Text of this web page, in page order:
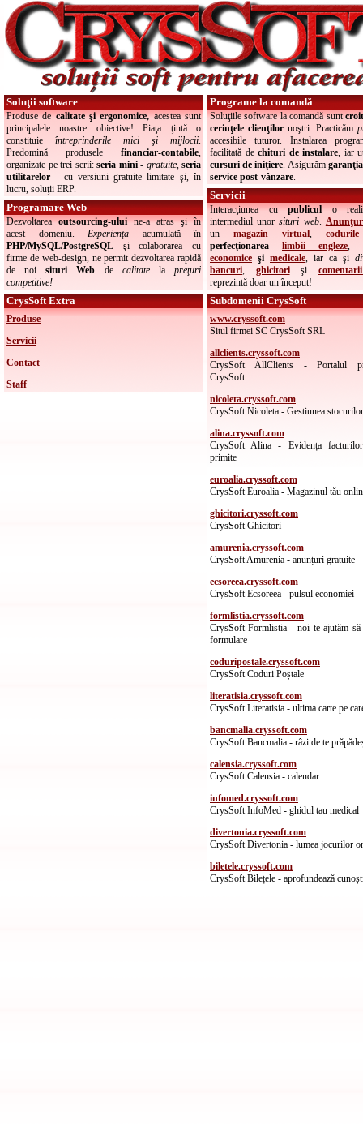
Soluţii software
Produse decalitate şi ergonomice,acestea sunt
principalele noastre obiective! Piaţa ţintă o
constituie întreprinderile mici şi mijlocii.
Predomină produsele financiar-contabile,
organizate pe trei serii: seria mini- gratuite, seria
utilitarelor - cu versiuni gratuite limitate şi, în
lucru, soluţii ERP.
Programare Web
Dezvoltareaoutsourcing-uluine-a atras şi în
acest domeniu. Experienţa acumulată în
PHP/MySQL/PostgreSQL şi colaborarea cu
firme de web-design, ne permit dezvoltarea rapidă
de noisituri Web de calitatelapreţuri
competitive!
CrysSoft Extra
Produse
Servicii
Contact
Staff
Programe la comandă
Soluţiile software la comandă sunt
cerinţele clienţilor noştri. Practicăm
accesibile tuturor. Instalarea
facilitată dechituri de instalare, iar
cursuri de iniţiere. Asigurăm
service post-vânzare.
Servicii
Interacţiunea cupubliculo
intermediul unorsituri web.
un magazin virtual,
perfecţionarea limbii engleze,
economice şi medicale, iar ca şi
bancuri, ghicitorişi
reprezintă doar un început!
Subdomenii CrysSoft
www.cryssoft.com
Situl firmei SC CrysSoft SRL
allclients.cryssoft.com
CrysSoft AllClients - Portalul
CrysSoft
nicoleta.cryssoft.com
CrysSoft Nicoleta - Gestiunea stocurilor
alina.cryssoft.com
CrysSoft Alina - Evidența
primite
euroalia.cryssoft.com
CrysSoft Euroalia - Magazinul tău
ghicitori.cryssoft.com
CrysSoft Ghicitori
amurenia.cryssoft.com
CrysSoft Amurenia - anunțuri gratuite
ecsoreea.cryssoft.com
CrysSoft Ecsoreea - pulsul economiei
formlistia.cryssoft.com
CrysSoft Formlistia - noi te ajutăm să
formulare
coduripostale.cryssoft.com
CrysSoft Coduri Poștale
literatisia.cryssoft.com
CrysSoft Literatisia - ultima carte pe
bancmalia.cryssoft.com
CrysSoft Bancmalia - râzi de te
calensia.cryssoft.com
CrysSoft Calensia - calendar
infomed.cryssoft.com
CrysSoft InfoMed - ghidul tau medical
divertonia.cryssoft.com
CrysSoft Divertonia - lumea jocurilor
biletele.cryssoft.com
CrysSoft Bilețele - aprofundează